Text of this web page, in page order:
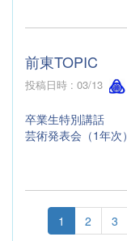
前東TOPIC
投稿日時 : 03/13
卒業生特別講話
芸術発表会（1年次）
1 2 3